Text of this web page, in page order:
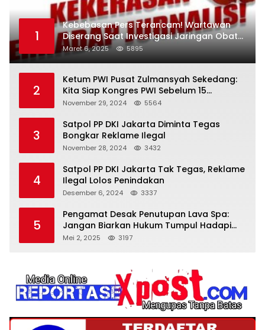
1
Kebebasan Pers Terancam! Wartawan
Diserang Saat Investigasi Jaringan Obat
Terlarang
Maret 6, 2025 5895
2
Ketum PWI Pusat Zulmansyah Sekedang:
Kita Siap Kongres PWI Sebelum 15
Desember 2024
November 29, 2024 5564
3
Satpol PP DKI Jakarta Diminta Tegas
Bongkar Reklame Ilegal
November 28, 2024 3432
4
Satpol PP DKI Jakarta Tak Tegas, Reklame
Ilegal Lolos Penindakan
Desember 6, 2024 3337
5
Pengamat Desak Penutupan Lava Spa:
Jangan Biarkan Hukum Tumpul Hadapi
‘Spa Berkedok
Mei 2, 2025 3197